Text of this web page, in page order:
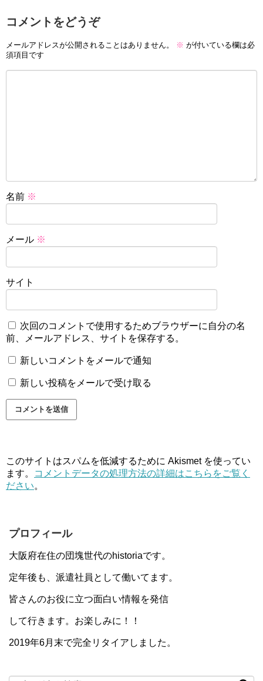
コメントをどうぞ
メールアドレスが公開されることはありません。 ※ が付いている欄は必
須項目です
名前 ※
メール ※
サイト
次回のコメントで使用するためブラウザーに自分の名
前、メールアドレス、サイトを保存する。
新しいコメントをメールで通知
新しい投稿をメールで受け取る
このサイトはスパムを低減するために Akismet を使ってい
ます。
コメントデータの処理方法の詳細はこちらをご覧く
ださい。
プロフィール
大阪府在住の団塊世代のhistoriaです。
定年後も、派遣社員として働いてます。
皆さんのお役に立つ面白い情報を発信
して行きます。お楽しみに！！
2019年6月末で完全リタイアしました。